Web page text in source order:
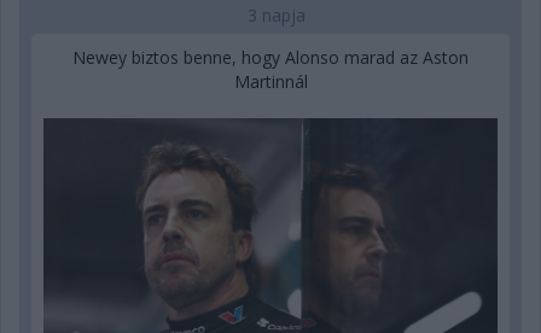
3 napja
Newey biztos benne, hogy Alonso marad az Aston
Martinnál